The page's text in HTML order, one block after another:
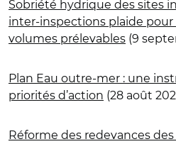
Sobriété hydrique des sites
inter-inspections plaide pour
volumes prélevables (9
Plan Eau outre-mer : une
priorités d’action (28 août
Réforme des redevances des